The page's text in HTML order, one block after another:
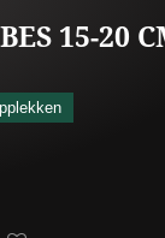
15-20